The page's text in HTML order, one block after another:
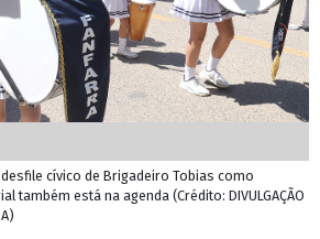
cívico de Brigadeiro Tobias como
também está na agenda (Crédito: DIVULGAÇÃO